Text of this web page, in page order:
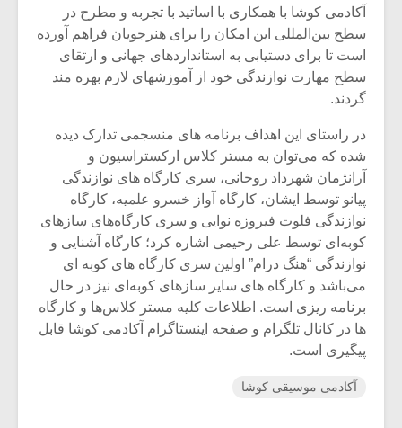
آکادمی کوشا با همکاری با اساتید با تجربه و مطرح در
سطح بین‌المللی این امکان را برای هنرجویان فراهم آورده
است تا برای دستیابی به استانداردهای جهانی و ارتقای
سطح مهارت نوازندگی خود از آموزشهای لازم بهره مند
گردند.
در راستای این اهداف برنامه های منسجمی تدارک دیده
شده که می‌توان به مستر کلاس ارکستراسیون و
آرانژمان شهرداد روحانی، سری کارگاه های نوازندگی
پیانو توسط ایشان، کارگاه آواز خسرو علمیه، کارگاه
نوازندگی فلوت فیروزه نوایی و سری کارگاه‌های سازهای
کوبه‌ای توسط علی رحیمی اشاره کرد؛ کارگاه آشنایی و
نوازندگی “هنگ درام” اولین سری کارگاه های کوبه ای
می‌باشد و کارگاه های سایر سازهای کوبه‌ای نیز در حال
برنامه ریزی است. اطلاعات کلیه مستر کلاس‌ها و کارگاه
ها در کانال تلگرام و صفحه اینستاگرام آکادمی کوشا قابل
پیگیری است.
آکادمی موسیقی کوشا